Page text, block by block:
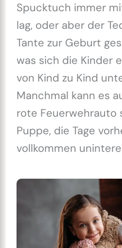
Spucktuch immer
lag, oder aber der
Tante zur Geburt
was sich die Kinder
von Kind zu Kind
Manchmal kann es
rote Feuerwehrauto
Puppe, die Tage
vollkommen